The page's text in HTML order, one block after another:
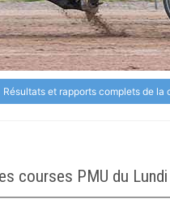
Résultats et rapports complets de la
courses PMU du